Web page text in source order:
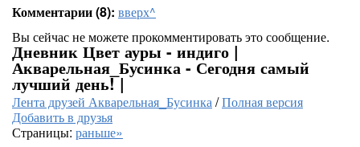
Комментарии (8): вверх^
Вы сейчас не можете прокомментировать это сообщение.
Дневник Цвет ауры - индиго |
Акварельная_Бусинка - Сегодня самый
лучший день! |
Лента друзей Акварельная_Бусинка/Полная версия
Добавить в друзья
Страницы: раньше»